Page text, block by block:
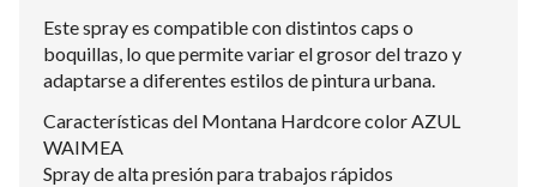
Este spray es compatible con distintos caps o
boquillas, lo que permite variar el grosor del trazo y
adaptarse a diferentes estilos de pintura urbana.
Características del Montana Hardcore color AZUL
WAIMEA
Spray de alta presión para trabajos rápidos